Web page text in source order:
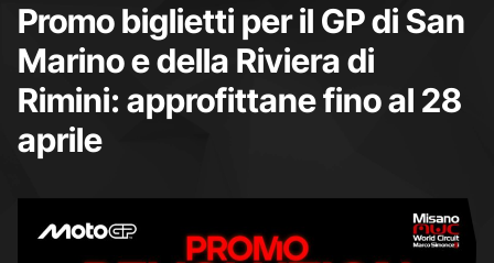
Promo biglietti per il GP di San
Marino e della Riviera di
Rimini: approfittane fino al 28
aprile